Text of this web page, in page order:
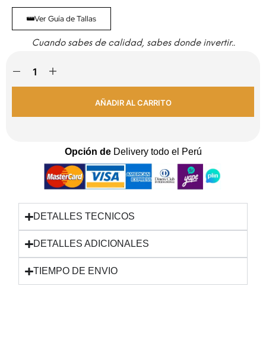
Ver Guía de Tallas
Cuando sabes de calidad, sabes donde invertir..
AÑADIR AL CARRITO
Opción de Delivery todo el Perú
DETALLES TECNICOS
DETALLES ADICIONALES
TIEMPO DE ENVIO